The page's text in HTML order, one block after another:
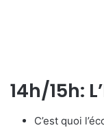
14h/15h:
C’est quoi